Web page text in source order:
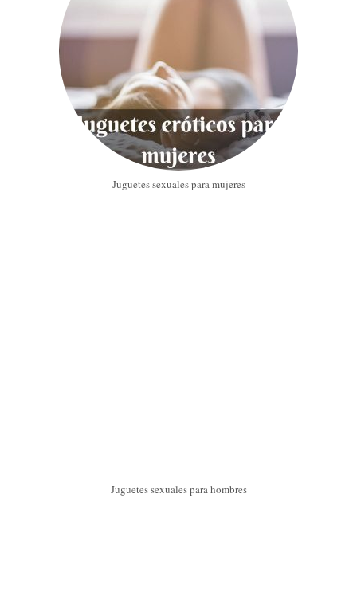
Juguetes sexuales para mujeres
Juguetes sexuales para hombres